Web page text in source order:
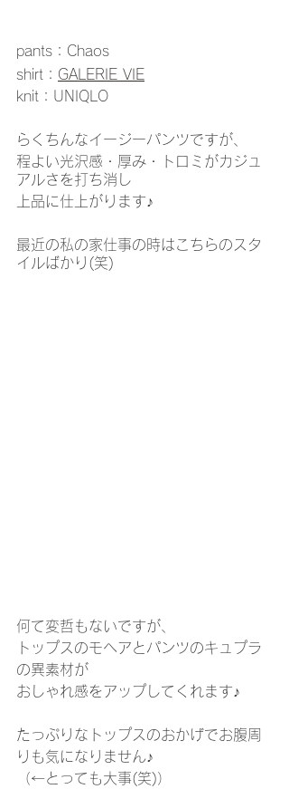
pants：Chaos
shirt： GALERIE VIE
knit：UNIQLO
らくちんなイージーパンツですが、
程よい光沢感・厚み・トロミがカジュ
アルさを打ち消し
上品に仕上がります♪
最近の私の家仕事の時はこちらのスタ
イルばかり(笑)
何て変哲もないですが、
トップスのモヘアとパンツのキュプラ
の異素材が
おしゃれ感をアップしてくれます♪
たっぷりなトップスのおかげでお腹周
りも気になりません♪
（←とっても大事(笑)）